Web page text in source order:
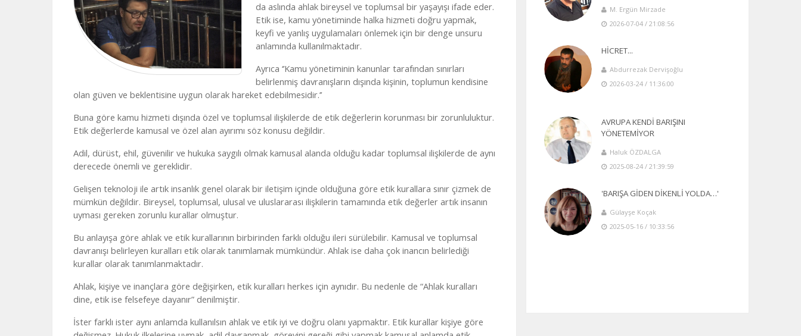
da aslında ahlak bireysel ve toplumsal bir yaşayışı ifade eder.
Etik ise, kamu yönetiminde halka hizmeti doğru yapmak,
keyfi ve yanlış uygulamaları önlemek için bir denge unsuru
anlamında kullanılmaktadır.
Ayrıca ‘’Kamu yönetiminin kanunlar tarafından sınırları
belirlenmiş davranışların dışında kişinin, toplumun kendisine
olan güven ve beklentisine uygun olarak hareket edebilmesidir.’’
Buna göre kamu hizmeti dışında özel ve toplumsal ilişkilerde de etik değerlerin korunması bir zorunluluktur.
Etik değerlerde kamusal ve özel alan ayırımı söz konusu değildir.
Adil, dürüst, ehil, güvenilir ve hukuka saygılı olmak kamusal alanda olduğu kadar toplumsal ilişkilerde de aynı
derecede önemli ve gereklidir.
Gelişen teknoloji ile artık insanlık genel olarak bir iletişim içinde olduğuna göre etik kurallara sınır çizmek de
mümkün değildir. Bireysel, toplumsal, ulusal ve uluslararası ilişkilerin tamamında etik değerler artık insanın
uyması gereken zorunlu kurallar olmuştur.
Bu anlayışa göre ahlak ve etik kurallarının birbirinden farklı olduğu ileri sürülebilir. Kamusal ve toplumsal
davranışı belirleyen kuralları etik olarak tanımlamak mümkündür. Ahlak ise daha çok inancın belirlediği
kurallar olarak tanımlanmaktadır.
Ahlak, kişiye ve inançlara göre değişirken, etik kuralları herkes için aynıdır. Bu nedenle de “Ahlak kuralları
dine, etik ise felsefeye dayanır” denilmiştir.
İster farklı ister aynı anlamda kullanılsın ahlak ve etik iyi ve doğru olanı yapmaktır. Etik kurallar kişiye göre
M. Ergün Mirzade
2026-07-04 / 21:08:56
HİCRET...
Abdurrezak Dervişoğlu
2026-03-24 / 11:36:00
AVRUPA KENDİ BARIŞINI
YÖNETEMİYOR
Haluk ÖZDALGA
2025-08-24 / 21:39:59
'BARIŞA GİDEN DİKENLİ YOLDA…'
Gülayşe Koçak
2025-05-16 / 10:33:56